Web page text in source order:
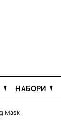
НАБОРИ
Mask